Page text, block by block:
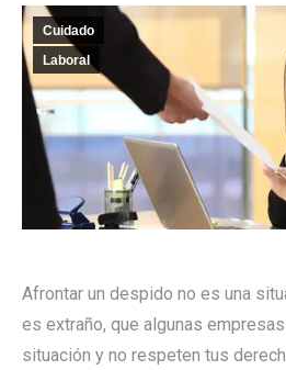
Cuidado
Laboral
Afrontar un despido no es una
es extraño, que algunas
situación y no respeten tus